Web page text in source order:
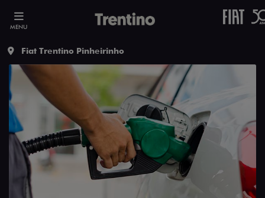
MENU
Fiat Trentino Pinheirinho